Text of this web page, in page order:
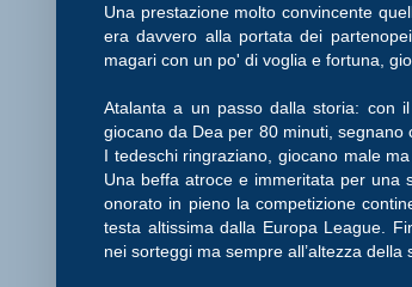
Una prestazione molto convincente
era davvero alla portata dei
magari con un po' di voglia e fortuna,
Atalanta a un passo dalla storia: con
giocano da Dea per 80 minuti, segnano
I tedeschi ringraziano, giocano male
Una beffa atroce e immeritata per una
onorato in pieno la competizione
testa altissima dalla Europa League.
nei sorteggi ma sempre all’altezza